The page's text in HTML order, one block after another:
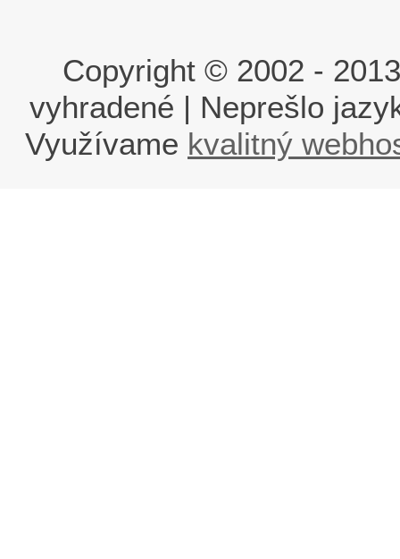
Copyright © 2002 -
vyhradené | Neprešlo
Využívame kvalitný